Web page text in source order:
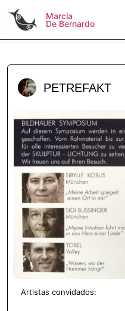
Marcia
De Bernardo
PETREFAKT
Artistas convidados: